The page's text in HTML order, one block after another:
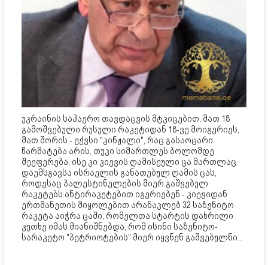
უკრაინის საჰაერო თავდაცვის მტკიცებით, მათ 18
გამოშვებული რუსული რაკეტიდან 18-ვე მოიგერიეს,
მათ შორის - ექვსი "კინჟალი", რაც გასაოცარი
წარმატება არის, თუკი სიმართლეს ბოლომდე
შეეფერება, ისე კი კიევის ღამისეული ცა მართლაც
დაემსგავსა ისრაელის განათებულ ღამის ცას,
როდესაც პალესტინელების მიერ გაშვებულ
რაკეტებს ანტირაკეტებით იგერიებენ - კიევიდან
ერთმანეთის მიყოლებით არანაკლებ 32 საზენიტო
რაკეტა აიჭრა ცაში, რომელთა სტარტის დახრილი
კუთხე იმას მიანიშნებდა, რომ ისინი საზენიტო-
სარაკეტო "პეტრიოტების" მიერ იყვნენ გაშვებულნი...